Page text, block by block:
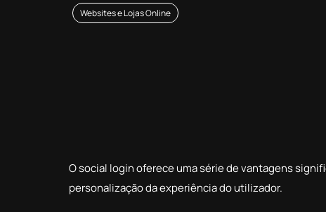
Websites e Lojas Online
O social login oferece uma série de vantagens
personalização da experiência do utilizador.